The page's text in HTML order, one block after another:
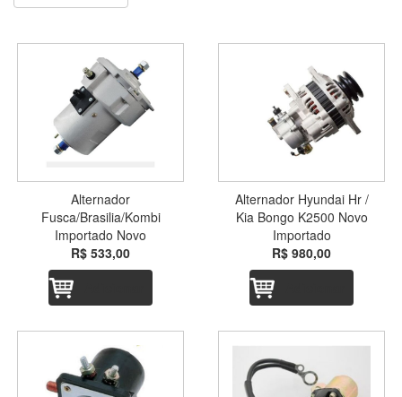
Alternador
Fusca/Brasilia/Kombi
Importado Novo
R$ 533,00
Alternador Hyundai Hr /
Kia Bongo K2500 Novo
Importado
R$ 980,00